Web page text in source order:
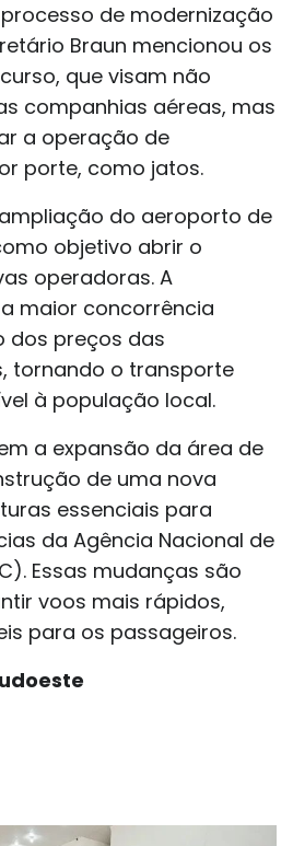
de modernização
Braun mencionou os
que visam não
companhias aéreas, mas
a operação de
porte, como jatos.
do aeroporto de
objetivo abrir o
operadoras. A
maior concorrência
dos preços das
tornando o transporte
à população local.
a expansão da área de
de uma nova
essenciais para
da Agência Nacional de
Essas mudanças são
voos mais rápidos,
para os passageiros.